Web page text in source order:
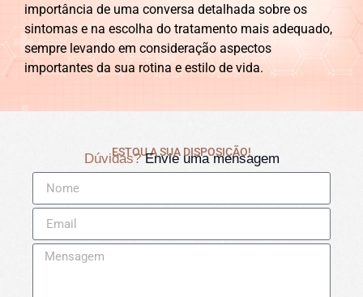
importância de uma conversa detalhada sobre os
sintomas e na escolha do tratamento mais adequado,
sempre levando em consideração aspectos
importantes da sua rotina e estilo de vida.
ESTOU A SUA DISPOSIÇÃO!
Dúvidas?Envie uma mensagem